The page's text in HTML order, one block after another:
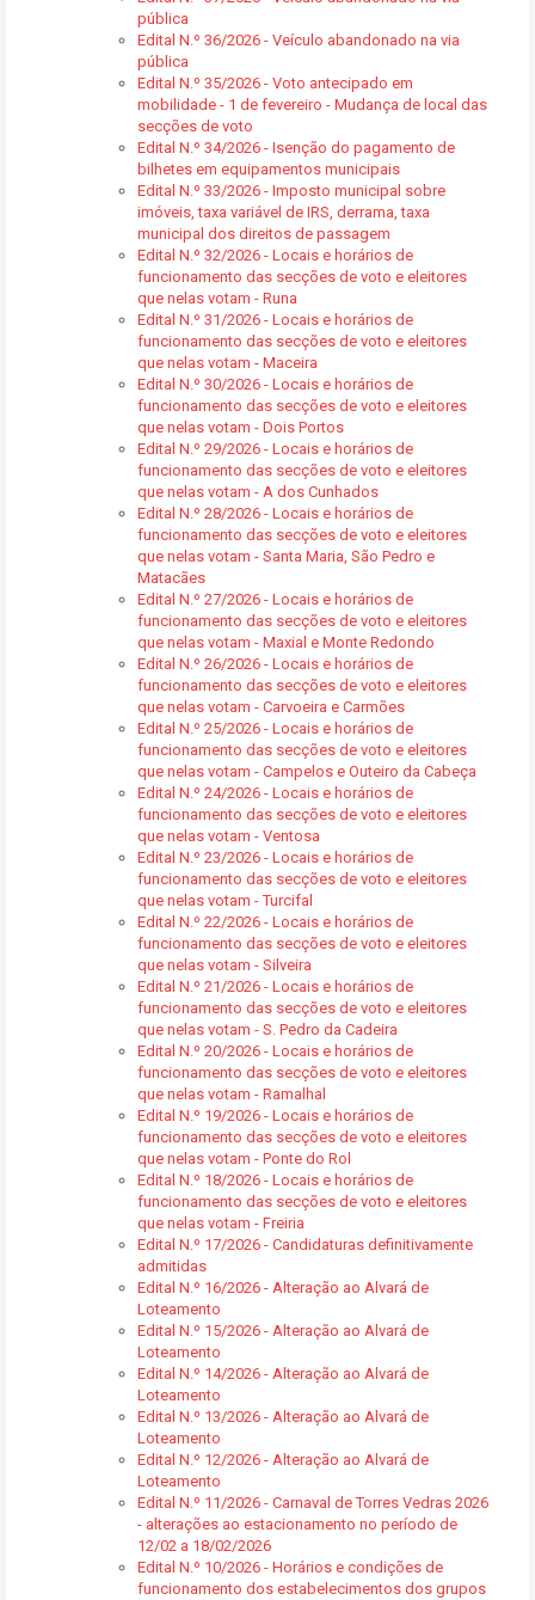
pública
Edital N.º 36/2026 - Veículo abandonado na via
pública
Edital N.º 35/2026 - Voto antecipado em
mobilidade - 1 de fevereiro - Mudança de local das
secções de voto
Edital N.º 34/2026 - Isenção do pagamento de
bilhetes em equipamentos municipais
Edital N.º 33/2026 - Imposto municipal sobre
imóveis, taxa variável de IRS, derrama, taxa
municipal dos direitos de passagem
Edital N.º 32/2026 - Locais e horários de
funcionamento das secções de voto e eleitores
que nelas votam - Runa
Edital N.º 31/2026 - Locais e horários de
funcionamento das secções de voto e eleitores
que nelas votam - Maceira
Edital N.º 30/2026 - Locais e horários de
funcionamento das secções de voto e eleitores
que nelas votam - Dois Portos
Edital N.º 29/2026 - Locais e horários de
funcionamento das secções de voto e eleitores
que nelas votam - A dos Cunhados
Edital N.º 28/2026 - Locais e horários de
funcionamento das secções de voto e eleitores
que nelas votam - Santa Maria, São Pedro e
Matacães
Edital N.º 27/2026 - Locais e horários de
funcionamento das secções de voto e eleitores
que nelas votam - Maxial e Monte Redondo
Edital N.º 26/2026 - Locais e horários de
funcionamento das secções de voto e eleitores
que nelas votam - Carvoeira e Carmões
Edital N.º 25/2026 - Locais e horários de
funcionamento das secções de voto e eleitores
que nelas votam - Campelos e Outeiro da Cabeça
Edital N.º 24/2026 - Locais e horários de
funcionamento das secções de voto e eleitores
que nelas votam - Ventosa
Edital N.º 23/2026 - Locais e horários de
funcionamento das secções de voto e eleitores
que nelas votam - Turcifal
Edital N.º 22/2026 - Locais e horários de
funcionamento das secções de voto e eleitores
que nelas votam - Silveira
Edital N.º 21/2026 - Locais e horários de
funcionamento das secções de voto e eleitores
que nelas votam - S. Pedro da Cadeira
Edital N.º 20/2026 - Locais e horários de
funcionamento das secções de voto e eleitores
que nelas votam - Ramalhal
Edital N.º 19/2026 - Locais e horários de
funcionamento das secções de voto e eleitores
que nelas votam - Ponte do Rol
Edital N.º 18/2026 - Locais e horários de
funcionamento das secções de voto e eleitores
que nelas votam - Freiria
Edital N.º 17/2026 - Candidaturas definitivamente
admitidas
Edital N.º 16/2026 - Alteração ao Alvará de
Loteamento
Edital N.º 15/2026 - Alteração ao Alvará de
Loteamento
Edital N.º 14/2026 - Alteração ao Alvará de
Loteamento
Edital N.º 13/2026 - Alteração ao Alvará de
Loteamento
Edital N.º 12/2026 - Alteração ao Alvará de
Loteamento
Edital N.º 11/2026 - Carnaval de Torres Vedras 2026
- alterações ao estacionamento no período de
12/02 a 18/02/2026
Edital N.º 10/2026 - Horários e condições de
funcionamento dos estabelecimentos dos grupos